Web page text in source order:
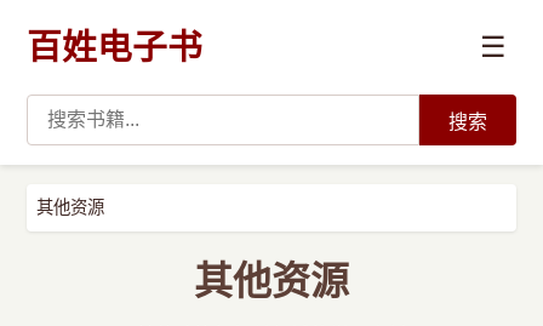
百姓电子书 ☰
搜索
其他资源
其他资源